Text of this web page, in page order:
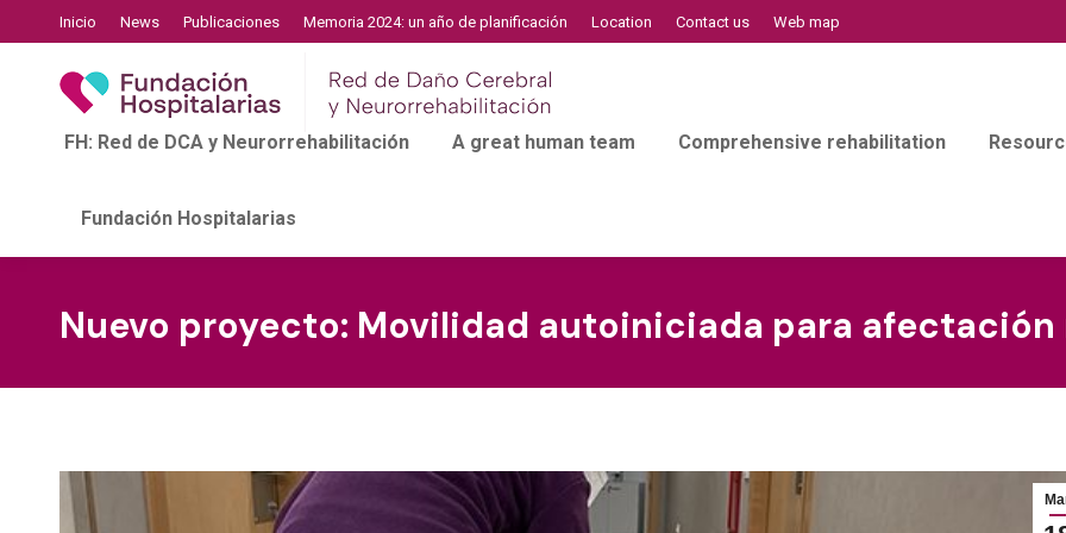
Inicio News Publicaciones Memoria 2024: un año de planificación Location Contact us Web map
FH: Red de DCA y Neurorrehabilitación A great human team Comprehensive rehabilitation
Fundación Hospitalarias
Nuevo proyecto: Movilidad autoiniciada para afectación